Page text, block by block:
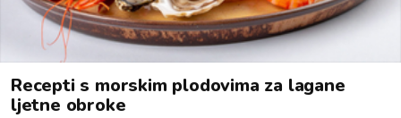
Recepti s morskim plodovima za lagane
ljetne obroke